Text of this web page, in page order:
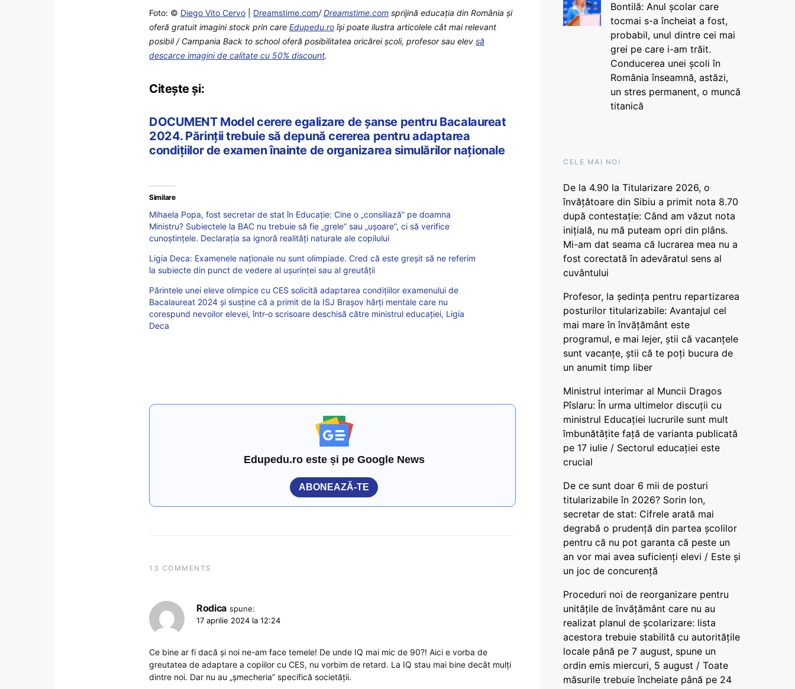
Foto: © Diego Vito Cervo Dreamstime.com/Dreamstime.com sprijină educaţia din România şi
oferă gratuit imagini stock prin care Edupedu.ro îşi poate ilustra articolele cât mai relevant
posibil / Campania Back to school oferă posibilitatea oricărei școli, profesor sau elev să
descarce imagini de calitate cu 50% discount.
Citește și:
DOCUMENT Model cerere egalizare de șanse pentru Bacalaureat
2024. Părinții trebuie să depună cererea pentru adaptarea
condițiilor de examen înainte de organizarea simulărilor naționale
Similare
Mihaela Popa, fost secretar de stat în Educație: Cine o „consiliază” pe doamna
Ministru? Subiectele la BAC nu trebuie să fie „grele” sau „ușoare”, ci să verifice
cunoștințele. Declarația sa ignoră realități naturale ale copilului
Ligia Deca: Examenele naționale nu sunt olimpiade. Cred că este greșit să ne referim
la subiecte din punct de vedere al ușurinței sau al greutății
Părintele unei eleve olimpice cu CES solicită adaptarea condițiilor examenului de
Bacalaureat 2024 și susține că a primit de la ISJ Brașov hărți mentale care nu
corespund nevoilor elevei, într-o scrisoare deschisă către ministrul educației, Ligia
Deca
Edupedu.ro este și pe Google News
ABONEAZĂ-TE
13 COMMENTS
Rodica spune:
17 aprilie 2024 la 12:24
Ce bine ar fi dacă și noi ne-am face temele! De unde IQ mai mic de 90?! Aici e vorba de
greutatea de adaptare a copiilor cu CES, nu vorbim de retard. La IQ stau mai bine decât mulți
dintre noi. Dar nu au „șmecheria” specifică societății.
Bontilă: Anul școlar care
tocmai s-a încheiat a fost,
probabil, unul dintre cei mai
grei pe care i-am trăit.
Conducerea unei școli în
România înseamnă, astăzi,
un stres permanent, o muncă
titanică
CELE MAI NOI
De la 4.90 la Titularizare 2026, o
învățătoare din Sibiu a primit nota 8.70
după contestație: Când am văzut nota
inițială, nu mă puteam opri din plâns.
Mi-am dat seama că lucrarea mea nu a
fost corectată în adevăratul sens al
cuvântului
Profesor, la ședința pentru repartizarea
posturilor titularizabile: Avantajul cel
mai mare în învățământ este
programul, e mai lejer, știi că vacanțele
sunt vacanţe, știi că te poți bucura de
un anumit timp liber
Ministrul interimar al Muncii Dragos
Pîslaru: În urma ultimelor discuții cu
ministrul Educației lucrurile sunt mult
îmbunătățite față de varianta publicată
pe 17 iulie / Sectorul educației este
crucial
De ce sunt doar 6 mii de posturi
titularizabile în 2026? Sorin Ion,
secretar de stat: Cifrele arată mai
degrabă o prudență din partea școlilor
pentru că nu pot garanta că peste un
an vor mai avea suficienți elevi / Este și
un joc de concurență
Proceduri noi de reorganizare pentru
unitățile de învățământ care nu au
realizat planul de școlarizare: lista
acestora trebuie stabilită cu autoritățile
locale până pe 7 august, spune un
ordin emis miercuri, 5 august / Toate
măsurile trebuie încheiate până pe 24